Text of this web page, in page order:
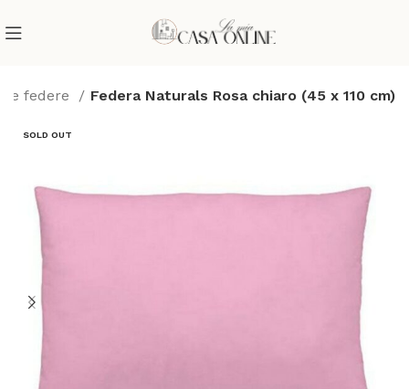
e federe Federa Naturals Rosa chiaro (45 x 110 cm)
SOLD OUT